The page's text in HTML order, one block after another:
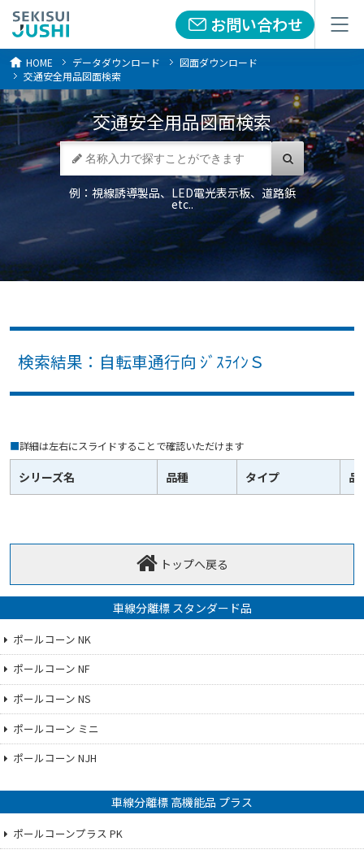
お問い合わせ
メニュー お問い合わせ
メニュー
HOME データダウンロード
図面ダウンロード
交通安全用品図面検索
交通安全用品図面検索
例：視線誘導製品、LED電光表示板、道路鋲
etc..
検索結果：自転車通行向 ｼﾞｽﾗｲﾝＳ
■詳細は左右にスライドすることで確認いただけます
シリーズ名 品種 タイプ 品
トップへ戻る
車線分離標 スタンダード品
ポールコーン NK
ポールコーン NF
ポールコーン NS
ポールコーン ミニ
ポールコーン NJH
車線分離標 高機能品 プラス
ポールコーンプラス PK